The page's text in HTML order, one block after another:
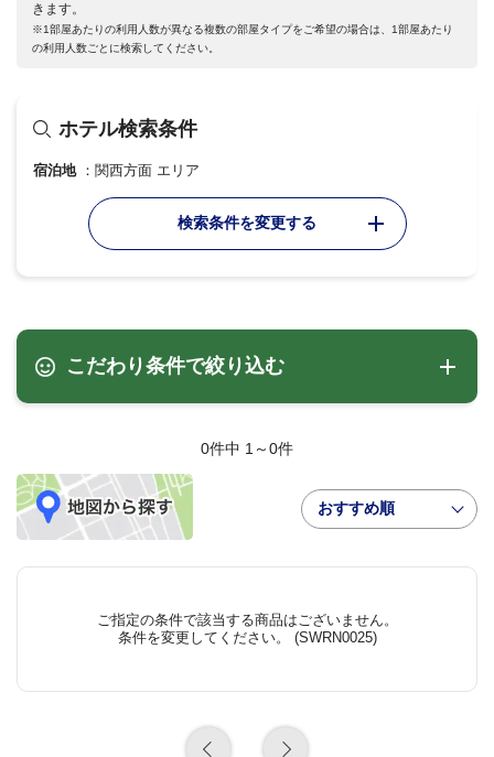
きます。
※1部屋あたりの利用人数が異なる複数の部屋タイプをご希望の場合は、1部屋あたり
の利用人数ごとに検索してください。
ホテル検索条件
宿泊地 関西方面 エリア
検索条件を変更する
こだわり条件で絞り込む
0件中 1～0件
おすすめ順
ご指定の条件で該当する商品はございません。
条件を変更してください。 (SWRN0025)